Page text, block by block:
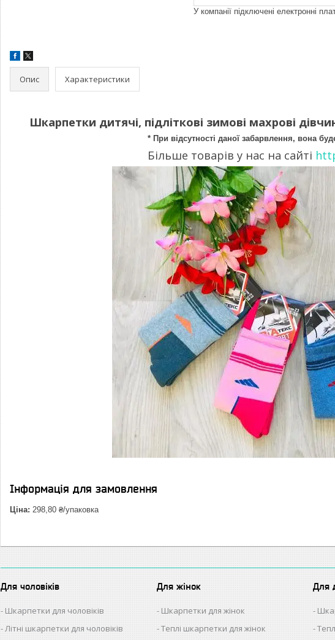
У компанії підключені електронні
Опис Характеристики
Шкарпетки дитячі, підліткові зимові махрові
* При відсутності даної забарвлення, вона
Більше товарів у нас на сайті
Інформація для замовлення
Ціна: 298,80 ₴/упаковка
Для чоловіків
Шкарпетки для чоловіків
Літні шкарпетки для чоловіків
Для жінок
Шкарпетки для жінок
Теплі шкарпетки для жінок
Для